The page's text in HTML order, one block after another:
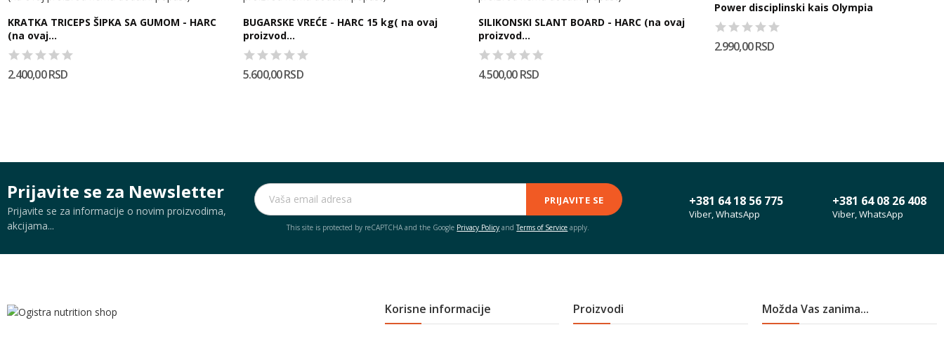
KRATKA TRICEPS ŠIPKA SA GUMOM - HARC
(na ovaj...
2.400,00 RSD
BUGARSKE VREĆE - HARC 15 kg( na ovaj
proizvod...
5.600,00 RSD
SILIKONSKI SLANT BOARD - HARC (na ovaj
proizvod...
4.500,00 RSD
Power disciplinski kais Olympia
2.990,00 RSD
Prijavite se za Newsletter
Prijavite se za informacije o novim proizvodima,
akcijama...
PRIJAVITE SE
This site is protected by reCAPTCHA and the Google Privacy Policy andTerms of Service apply.
+381 64 18 56 775
Viber, WhatsApp
+381 64 08 26 408
Viber, WhatsApp
Korisne informacije Proizvodi Možda Vas zanima...